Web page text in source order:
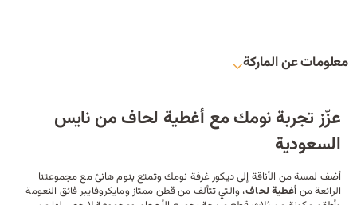
معلومات عن الماركة
عزّز تجربة نومك مع أغطية لحاف من نايس
السعودية
أضف لمسة من الأناقة إلىديكورغرفة نومك وتمتع بنوم هانئ مع مجموعتنا
الرائعة منأغطية لحاف، والتي تتألف من قطن ممتاز ومايكروفايبر فائق النعومة